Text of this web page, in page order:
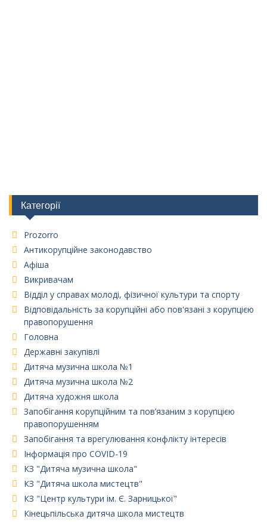
Категорії
Prozorro
Антикорупційне законодавство
Афіша
Викривачам
Відділ у справах молоді, фізичної культури та спорту
Відповідальність за корупційні або пов'язані з корупцією
правопорушення
Головна
Державні закупівлі
Дитяча музична школа №1
Дитяча музична школа №2
Дитяча художня школа
Запобігання корупційним та пов’язаним з корупцією
правопорушенням
Запобігання та врегулювання конфлікту інтересів
Інформація про COVID-19
КЗ "Дитяча музична школа"
КЗ "Дитяча школа мистецтв"
КЗ "Центр культури ім. Є. Зарницької"
Кінецьпільська дитяча школа мистецтв